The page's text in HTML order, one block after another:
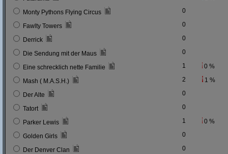
Monty Pythons Flying Circus 0
Fawlty Towers 0
Derrick 0
Die Sendung mit der Maus 0
Eine schrecklich nette Familie 1 0 %
Mash ( M.A.S.H.) 2 1 %
Der Alte 0
Tatort 0
Parker Lewis 1 0 %
Golden Girls 0
Der Denver Clan 0